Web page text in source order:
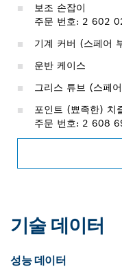
보조 손잡이
주문 번호: 2 602
기계 커버 (스페어
운반 케이스
그리스 튜브 (스페
포인트 (뾰족한) 치
주문 번호: 2 608
기술 데이터
성능 데이터